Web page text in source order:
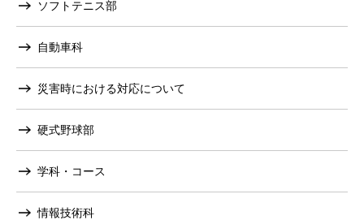
ソフトテニス部
自動車科
災害時における対応について
硬式野球部
学科・コース
情報技術科